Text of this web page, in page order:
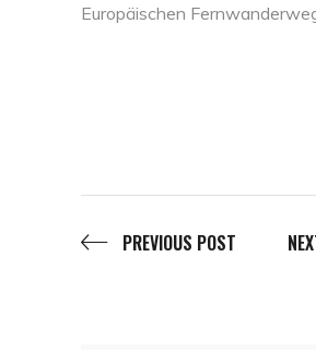
Europäischen
PREVIOUS POST